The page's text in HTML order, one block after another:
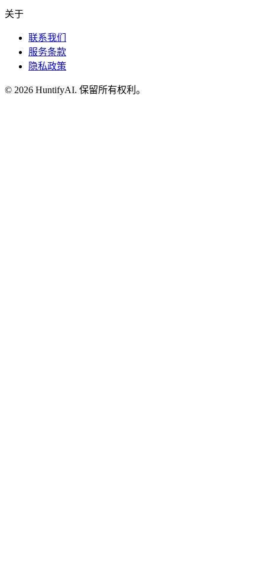
关于
联系我们
服务条款
隐私政策
© 2026 HuntifyAI. 保留所有权利。